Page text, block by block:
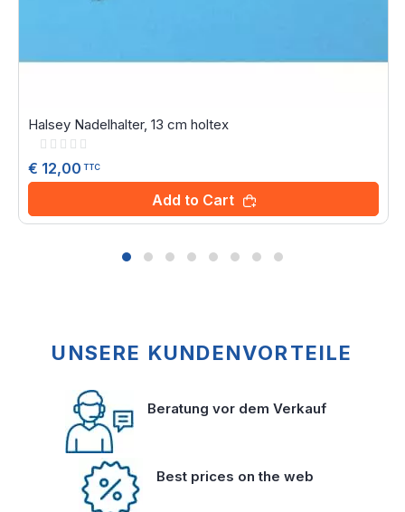
Halsey Nadelhalter, 13 cm holtex
Rating:
€ 12,00 TTC
Add to Cart
UNSERE KUNDENVORTEILE
Beratung vor dem Verkauf
Best prices on the web